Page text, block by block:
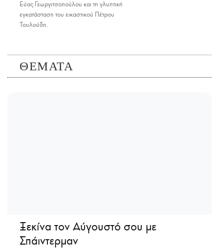
Εύας Γεωργιτσοπούλου και τη γλυπτική
εγκατάσταση του εικαστικού Πέτρου
Τουλούδη.
ΘΕΜΑΤΑ
Ξεκίνα τον Αύγουστό σου με
Σπάιντερμαν